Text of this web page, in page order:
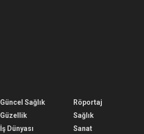
Güncel Sağlık
Güzellik
İş Dünyası
Röportaj
Sağlık
Sanat